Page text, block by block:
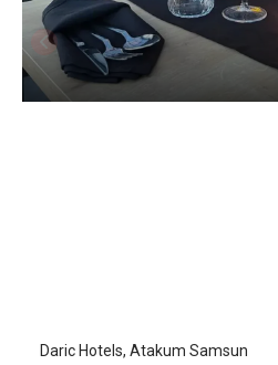
Daric Hotels, Atakum Samsun